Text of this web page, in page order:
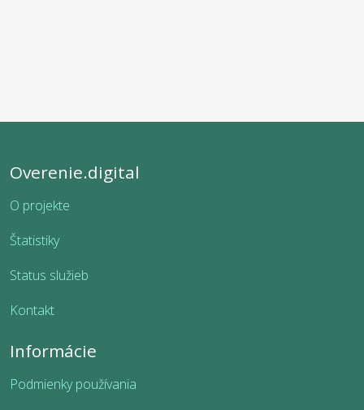
Overenie.digital
O projekte
Štatistiky
Status služieb
Kontakt
Informácie
Podmienky používania